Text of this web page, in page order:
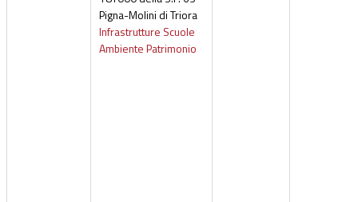
Pigna-Molini di Triora
Infrastrutture Scuole
Ambiente Patrimonio